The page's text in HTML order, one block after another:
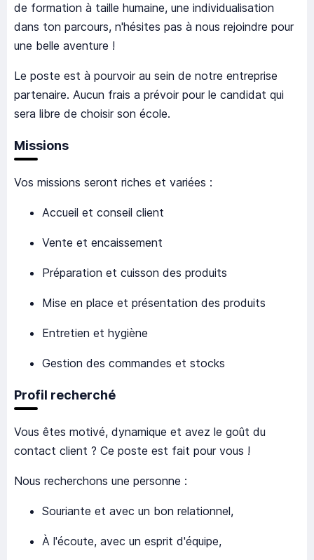
de formation à taille humaine, une individualisation
dans ton parcours, n'hésites pas à nous rejoindre pour
une belle aventure !
Le poste est à pourvoir au sein de notre entreprise
partenaire. Aucun frais a prévoir pour le candidat qui
sera libre de choisir son école.
Missions
Vos missions seront riches et variées :
Accueil et conseil client
Vente et encaissement
Préparation et cuisson des produits
Mise en place et présentation des produits
Entretien et hygiène
Gestion des commandes et stocks
Profil recherché
Vous êtes motivé, dynamique et avez le goût du
contact client ? Ce poste est fait pour vous !
Nous recherchons une personne :
Souriante et avec un bon relationnel,
À l'écoute, avec un esprit d'équipe,